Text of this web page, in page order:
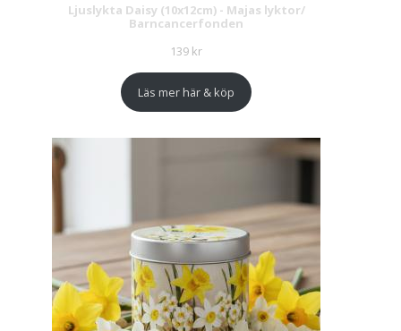
Ljuslykta Daisy (10x12cm) - Majas lyktor/
Barncancerfonden
139 kr
Läs mer här & köp